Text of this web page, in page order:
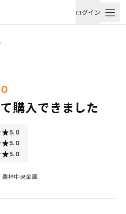
ログイン
購入できました
5.0
5.0
5.0
農林中央金庫